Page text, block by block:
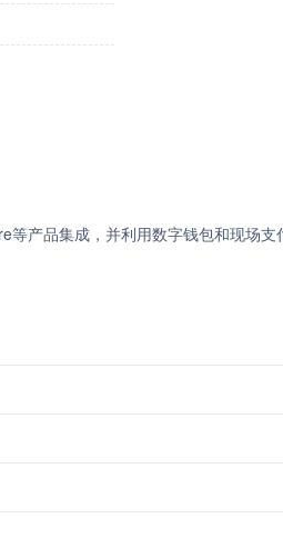
等产品集成，并利用数字钱包和现场支